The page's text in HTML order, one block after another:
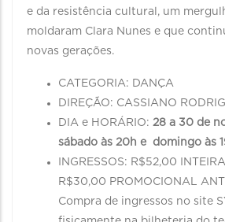
e da resistência cultural, um
moldaram Clara Nunes e que
novas gerações.
CATEGORIA: DANÇA
DIREÇÃO: CASSIANO
DIA e HORÁRIO: 28 a 30 de
sábado às 20h e domingo às
INGRESSOS: R$52,00
R$30,00 PROMOCIONAL
Compra de ingressos no site